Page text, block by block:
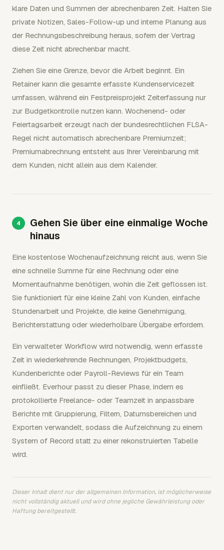
klare Daten und Summen der abrechenbaren Zeit. Halten Sie
private Notizen, Sales-Follow-up und interne Planung aus
der Rechnungsbeschreibung heraus, sofern der Vertrag
diese Zeit nicht abrechenbar macht.
Ziehen Sie eine Grenze, bevor die Arbeit beginnt. Ein
Retainer kann die gesamte erfasste Kundenservicezeit
umfassen, während ein Festpreisprojekt Zeiterfassung nur
zur Budgetkontrolle nutzen kann. Wochenend- oder
Feiertagsarbeit erzeugt nach der bundesrechtlichen FLSA-
Regel nicht automatisch abrechenbare Premiumzeit;
Premiumabrechnung entsteht aus Ihrer Vereinbarung mit
dem Kunden, nicht allein aus dem Kalender.
Gehen Sie über eine einmalige Woche
hinaus
Eine kostenlose Wochenaufzeichnung reicht aus, wenn Sie
eine schnelle Summe für eine Rechnung oder eine
Momentaufnahme benötigen, wohin die Zeit geflossen ist.
Sie funktioniert für eine kleine Zahl von Kunden, einfache
Stundenarbeit und Projekte, die keine Genehmigung,
Berichterstattung oder wiederholbare Übergabe erfordern.
Ein verwalteter Workflow wird notwendig, wenn erfasste
Zeit in wiederkehrende Rechnungen, Projektbudgets,
Kundenberichte oder Payroll-Reviews für ein Team
einfließt. Everhour passt zu dieser Phase, indem es
protokollierte Freelance- oder Teamzeit in anpassbare
Berichte mit Gruppierung, Filtern, Datumsbereichen und
Exporten verwandelt, sodass die Aufzeichnung zu einem
System of Record statt zu einer rekonstruierten Tabelle
wird.
Dieser Inhalt dient nur der allgemeinen Information, ist möglicherweise
nicht vollständig aktuell und wird ohne jegliche Gewährleistung oder
Haftung bereitgestellt.